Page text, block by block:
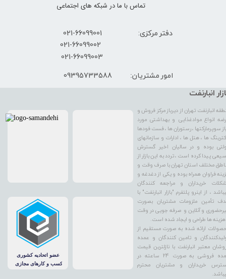
انبارنفت
انبارنفت تهران از دیرباز مرکز فروش و
انواع موادغذایی و بهداشتی مورد
سوپرمارکتها ، رستوران ها ، فست فودها
ها ، هتل ها ، ادارات و سازمانهای
بوده و در سالیان اخیر گسترش
پیدا کرده است ، تردد به این بازار از
مختلف استان تهران با صرف وقت و
فراوان همراه بوده و یکی از دغدغه و
خریداران و مراجعه کنندگان
، از اینرو پلتفرم "بازار انبارنفت" با
تأمین ملزومات مشتریان بصورت
و آنلاین و صرفه جویی در وقت
ها طراحی و ایجاد شده است.
ارائه شده به صورت مستقیم از
و تامین کنندگان و عمده
معتبر انبارنفت با نازلترین قیمت
عمده فروشی به صورت 24 ساعته در
خریداران و مشتریان محترم
دفتر مرکزی: 66099001-021
امور مشتریان:
​021-66099002
تماس با ما در شبکه های اجتماعی